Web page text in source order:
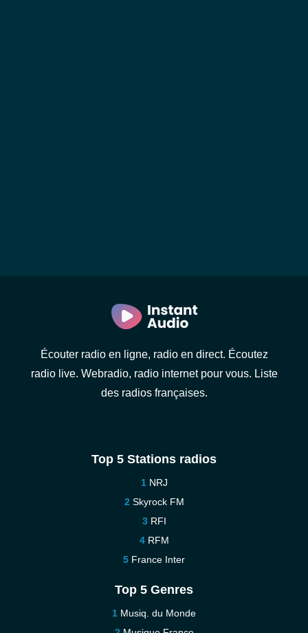
Écouter radio en ligne, radio en direct. Écoutez
radio live. Webradio, radio internet pour vous. Liste
des radios françaises.
Top 5 Stations radios
NRJ
Skyrock FM
RFI
RFM
France Inter
Top 5 Genres
Musiq. du Monde